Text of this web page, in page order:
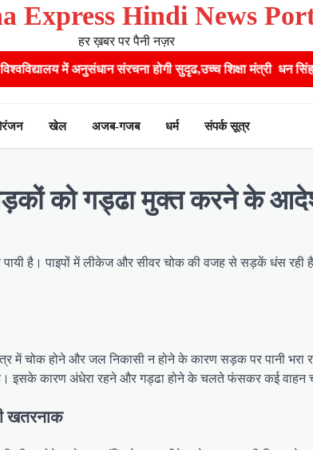
Express Hindi News
हर ख़बर पर पैनी नज़र
संरचना होगी सुदृढ,उच्च शिक्षा मंत्री धन सिंह रावत ने
खेल अजब-गजब धर्म संपर्क सूत्र
को गड्ढा मुक्त करने के
है। पाइपों में लीकेज और सीवर चोक की वजह से सड़कें धंस रही
क्षेत्र में चोक होने और जल निकासी न होने के कारण सड़क पर
इसके कारण अंधेरा रहने और गड्ढा होने के चलते फंसकर कई वाहन
खतरनाक